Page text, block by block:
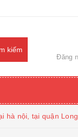
Đăng
hà nội, tại quận